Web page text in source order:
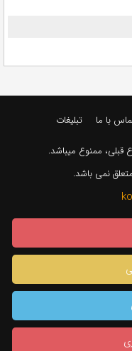
با ما تبلیغات
قبلی، ممنوع میباشد.
نمی باشد.